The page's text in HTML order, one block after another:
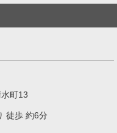
町13
徒歩 約6分